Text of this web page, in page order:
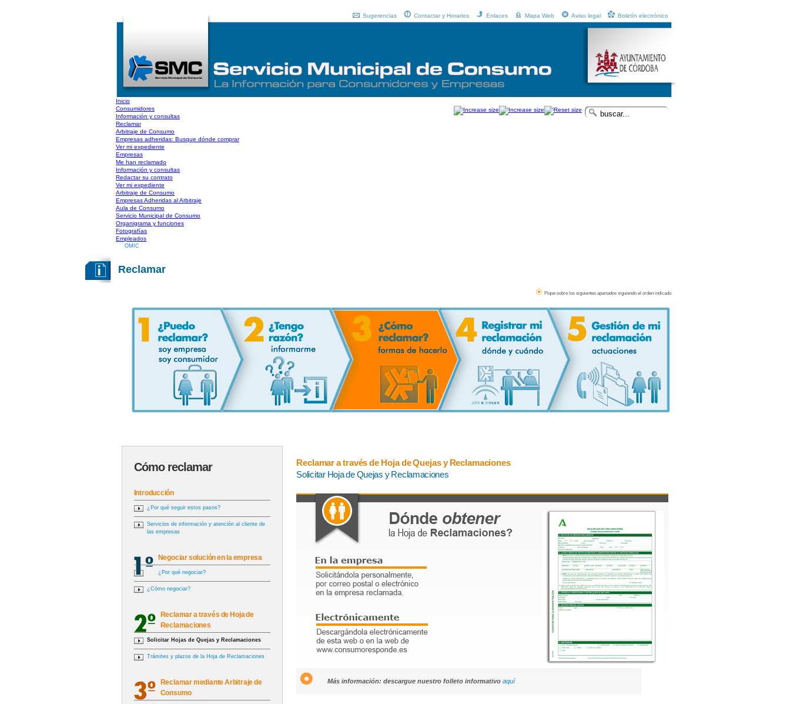
Boletín electrónico
Aviso legal
Mapa Web
Enlaces
Contactar y Horarios
Sugerencias
Inicio
Consumidores
Información y consultas
Reclamar
Arbitraje de Consumo
Empresas adheridas: Busque dónde comprar
Ver mi expediente
Empresas
Me han reclamado
Información y consultas
Redactar su contrato
Ver mi expediente
Arbitraje de Consumo
Empresas Adheridas al Arbitraje
Aula de Consumo
Servicio Municipal de Consumo
Organigrama y funciones
Fotografías
Empleados
OMIC
Reclamar
Pique sobre los siguientes apartados siguiendo el orden indicado
Cómo reclamar
Introducción
¿Por qué seguir estos pasos?
Servicios de información y atención al cliente de
las empresas
Negociar solución en la empresa
¿Por qué negociar?
¿Cómo negociar?
Reclamar a través de Hoja de
Reclamaciones
Solicitar Hojas de Quejas y Reclamaciones
Trámites y plazos de la Hoja de Reclamaciones
Reclamar mediante Arbitraje de
Consumo
Reclamar a través de Hoja de Quejas y Reclamaciones
Solicitar Hoja de Quejas y Reclamaciones
Más información: descargue nuestro folleto informativo aquí